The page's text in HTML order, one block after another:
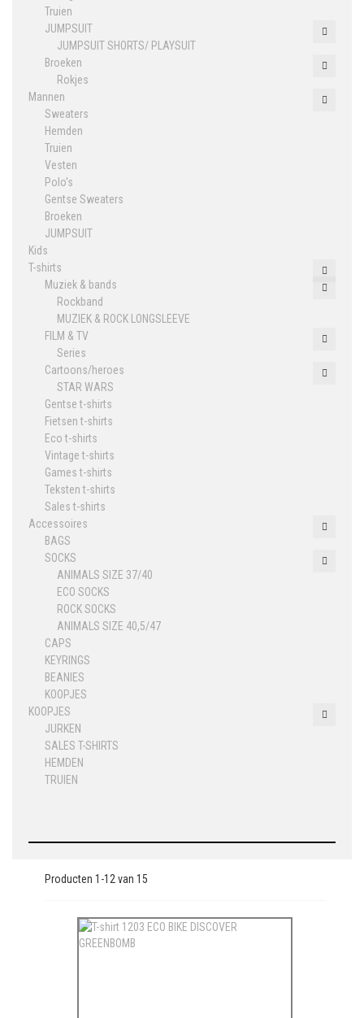
Producten 1 -12 van 15
Truien
JUMPSUIT
JUMPSUIT SHORTS/ PLAYSUIT
Broeken
Rokjes
Mannen
Sweaters
Hemden
Truien
Vesten
Polo's
Gentse Sweaters
Broeken
JUMPSUIT
Kids
T-shirts
Muziek & bands
Rockband
MUZIEK & ROCK LONGSLEEVE
FILM & TV
Series
Cartoons/heroes
STAR WARS
Gentse t-shirts
Fietsen t-shirts
Eco t-shirts
Vintage t-shirts
Games t-shirts
Teksten t-shirts
Sales t-shirts
Accessoires
BAGS
SOCKS
ANIMALS SIZE 37/40
ECO SOCKS
ROCK SOCKS
ANIMALS SIZE 40,5/47
CAPS
KEYRINGS
BEANIES
KOOPJES
KOOPJES
JURKEN
SALES T-SHIRTS
HEMDEN
TRUIEN